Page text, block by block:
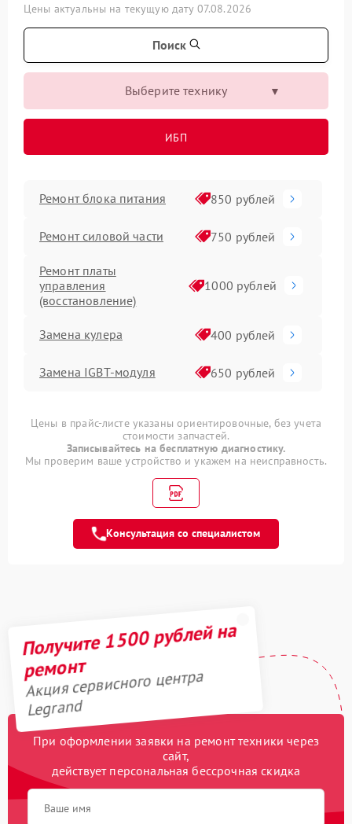
Цены актуальны на текущую дату 07.08.2026
Поиск
Выберите технику
ИБП
Ремонт блока питания 850 рублей
Ремонт силовой части 750 рублей
Ремонт платы
управления
(восстановление)
1000 рублей
Замена кулера 400 рублей
Замена IGBT-модуля 650 рублей
Цены в прайс-листе указаны ориентировочные, без учета
стоимости запчастей.
Записывайтесь на бесплатную диагностику.
Мы проверим ваше устройство и укажем на неисправность.
Консультация со специалистом
Получите 1500 рублей на
ремонт
Акция сервисного центра
Legrand
При оформлении заявки на ремонт техники через
сайт,
действует персональная бессрочная скидка